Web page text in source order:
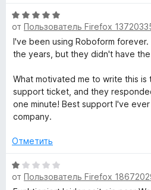
е
н
о
н
5
и
з
5
О
ц
е
н
н
о
н
а
и
5
от Пользователь Firefox
I've been using Roboform
the years, but they didn't have
What motivated me to write this is
support ticket, and they
one minute! Best support I've
company.
Отметить
О
ц
от Пользователь Firefox